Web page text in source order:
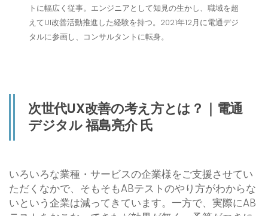
トに幅広く従事。エンジニアとして知見の生かし、職域を超
えてUI改善活動推進した経験を持つ。2021年12月に電通デジ
タルに参画し、コンサルタントに転身。
次世代UX改善の考え方とは？｜電通
デジタル 福島亮介 氏
いろいろな業種・サービスの企業様をご支援させてい
ただくなかで、そもそもABテストのやり方がわからな
いという企業は減ってきています。一方で、実際にAB